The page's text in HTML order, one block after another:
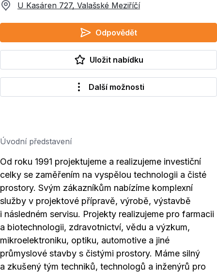
U Kasáren 727, Valašské Meziříčí
Odpovědět
Uložit nabídku
Další možnosti
Úvodní představení
Od roku 1991 projektujeme a realizujeme investiční
celky se zaměřením na vyspělou technologii a čisté
prostory. Svým zákazníkům nabízíme komplexní
služby v projektové přípravě, výrobě, výstavbě
i následném servisu. Projekty realizujeme pro farmacii
a biotechnologii, zdravotnictví, vědu a výzkum,
mikroelektroniku, optiku, automotive a jiné
průmyslové stavby s čistými prostory. Máme silný
a zkušený tým techniků, technologů a inženýrů pro